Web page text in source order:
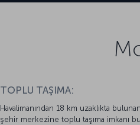
TOPLU TAŞIMA:
Havalimanından 18 km uzaklıkta
şehir merkezine toplu taşıma imkanı